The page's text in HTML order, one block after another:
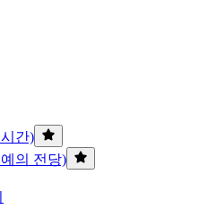
간)
의 전당)